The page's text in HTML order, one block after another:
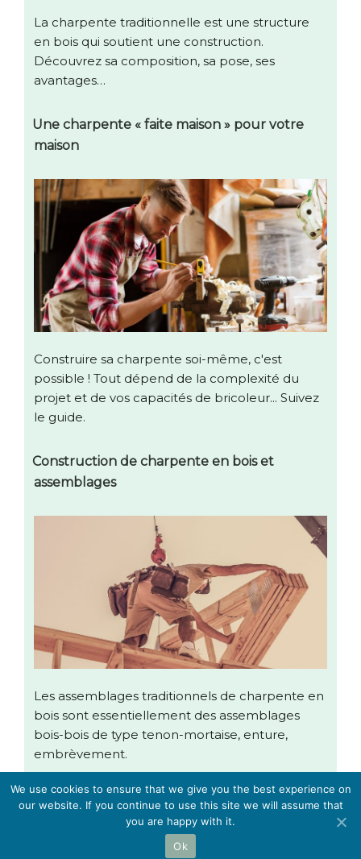
La charpente traditionnelle est une structure
en bois qui soutient une construction.
Découvrez sa composition, sa pose, ses
avantages…
Une charpente « faite maison » pour votre
maison
Construire sa charpente soi-même, c'est
possible ! Tout dépend de la complexité du
projet et de vos capacités de bricoleur... Suivez
le guide.
Construction de charpente en bois et
assemblages
Les assemblages traditionnels de charpente en
bois sont essentiellement des assemblages
bois-bois de type tenon-mortaise, enture,
embrèvement.
Les experts charpentiers :informations légales
We use cookies to ensure that we give you the best experience on
our website. If you continue to use this site we will assume that
you are happy with it.
Ok